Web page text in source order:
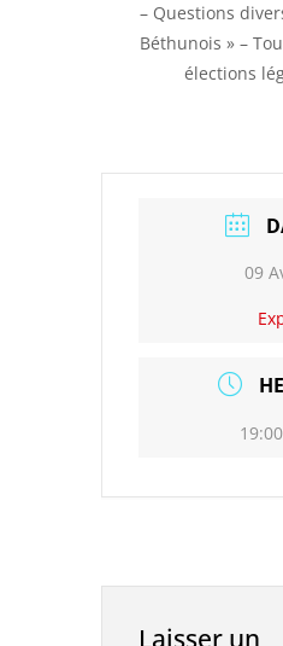
– Questions
Béthunois » –
élections
09
Laisser un